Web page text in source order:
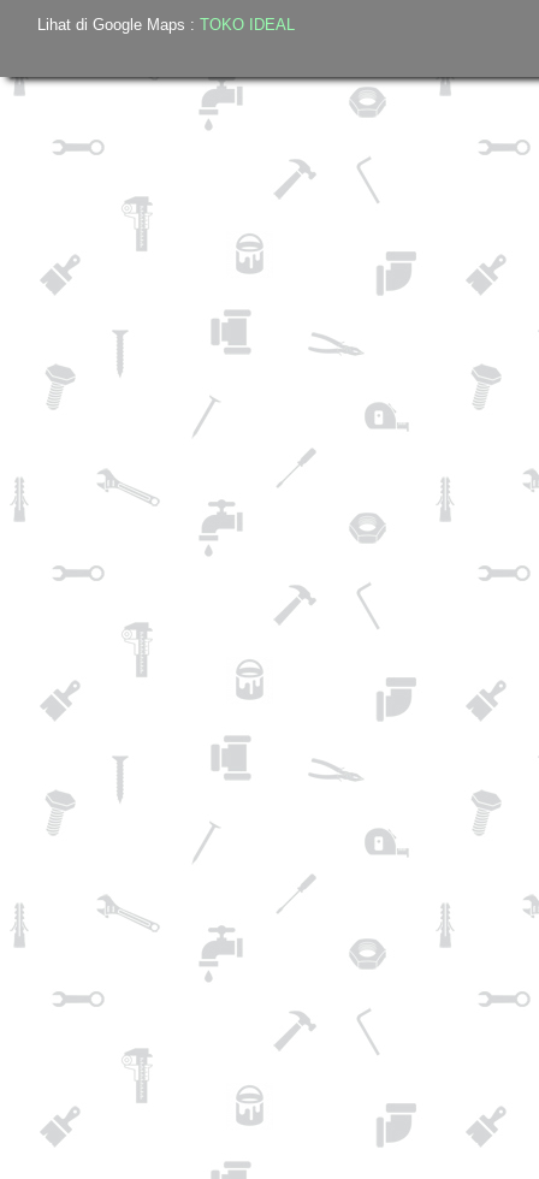
Lihat di Google Maps : TOKO IDEAL